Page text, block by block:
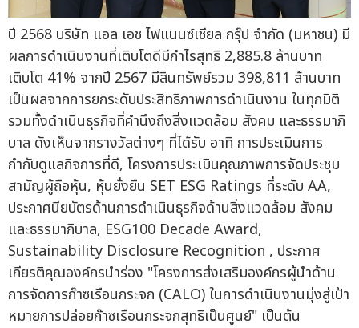
ปี 2568 บริษัท แอล เอช ไฟแนนซ์เชียล กรุ๊ป จำกัด (มหาชน) มี
ผลการดำเนินงานที่เติบโตดีมีกำไรสุทธิ 2,885.8 ล้านบาท
เติบโต 41% จากปี 2567 มีสินทรัพย์รวม 398,811 ล้านบาท
เป็นผลจากการยกระดับประสิทธิภาพการดำเนินงาน ในทุกมิติ
รวมทั้งดำเนินธุรกิจที่คำนึงถึงสิ่งแวดล้อม สังคม และธรรมาภิ
บาล ดังเห็นจากรางวัลต่างๆ ที่ได้รับ อาทิ การประเมินการ
กำกับดูแลกิจการที่ดี, โครงการประเมินคุณภาพการจัดประชุม
สามัญผู้ถือหุ้น, หุ้นยั่งยืน SET ESG Ratings ที่ระดับ AA,
ประกาศนียบัตรด้านการดำเนินธุรกิจด้านสิ่งแวดล้อม สังคม
และธรรมาภิบาล, ESG100 Decade Award,
Sustainability Disclosure Recognition , ประกาศ
เกียรติคุณองค์กรนำร่อง "โครงการส่งเสริมองค์กรผู้นำด้าน
การจัดการก๊าซเรือนกระจก (CALO) ในการดำเนินงานมุ่งสู่เป้า
หมายการปล่อยก๊าซเรือนกระจกสุทธิเป็นศูนย์" เป็นต้น